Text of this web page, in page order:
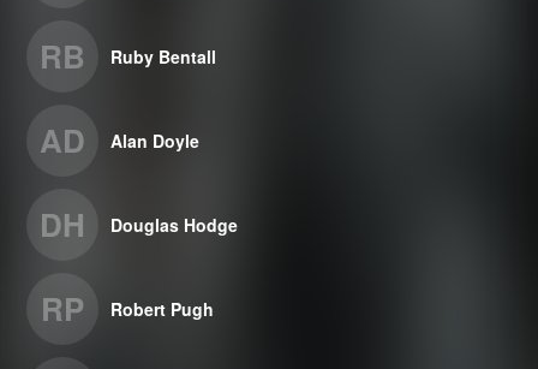
RB Ruby Bentall
AD Alan Doyle
DH Douglas Hodge
RP Robert Pugh